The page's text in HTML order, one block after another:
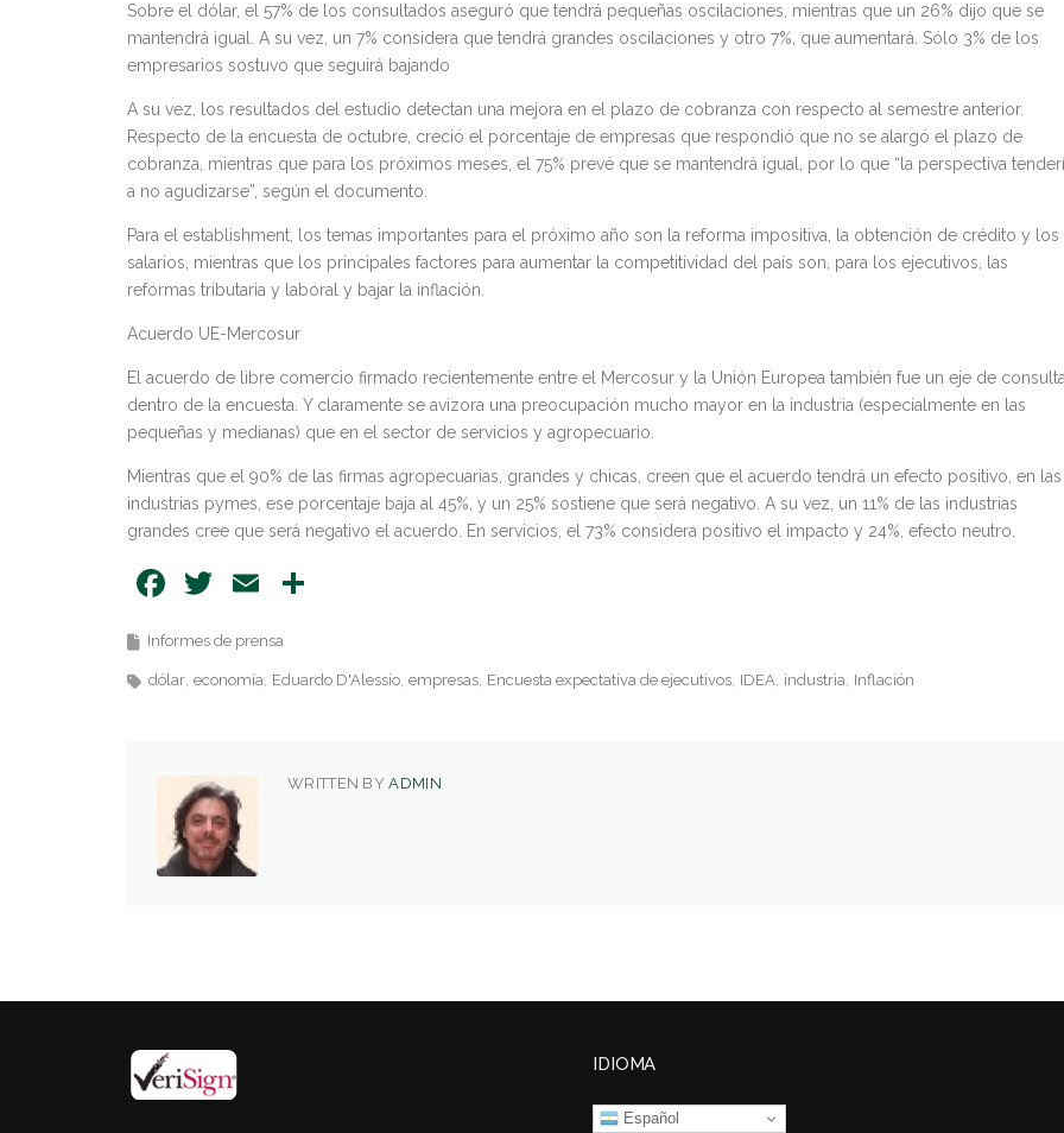
Sobre el dólar, el 57% de los consultados aseguró que tendrá pequeñas oscilaciones, mientras que un 26% dijo que se
mantendrá igual. A su vez, un 7% considera que tendrá grandes oscilaciones y otro 7%, que aumentará. Sólo 3% de los
empresarios sostuvo que seguirá bajando
A su vez, los resultados del estudio detectan una mejora en el plazo de cobranza con respecto al semestre anterior.
Respecto de la encuesta de octubre, creció el porcentaje de empresas que respondió que no se alargó el plazo de
cobranza, mientras que para los próximos meses, el 75% prevé que se mantendrá igual, por lo que “la perspectiva
a no agudizarse”, según el documento.
Para el establishment, los temas importantes para el próximo año son la reforma impositiva, la obtención de crédito y los
salarios, mientras que los principales factores para aumentar la competitividad del país son, para los ejecutivos, las
reformas tributaria y laboral y bajar la inflación.
Acuerdo UE-Mercosur
El acuerdo de libre comercio firmado recientemente entre el Mercosur y la Unión Europea también fue un eje de
dentro de la encuesta. Y claramente se avizora una preocupación mucho mayor en la industria (especialmente en las
pequeñas y medianas) que en el sector de servicios y agropecuario.
Mientras que el 90% de las firmas agropecuarias, grandes y chicas, creen que el acuerdo tendrá un efecto positivo, en las
industrias pymes, ese porcentaje baja al 45%, y un 25% sostiene que será negativo. A su vez, un 11% de las industrias
grandes cree que será negativo el acuerdo. En servicios, el 73% considera positivo el impacto y 24%, efecto neutro.
Facebook
Twitter
Email
Informes de prensa
dólar economía Eduardo D'Alessio empresas Encuesta expectativa de ejecutivos IDEA industria Inflación
WRITTEN BYADMIN
IDIOMA
Español